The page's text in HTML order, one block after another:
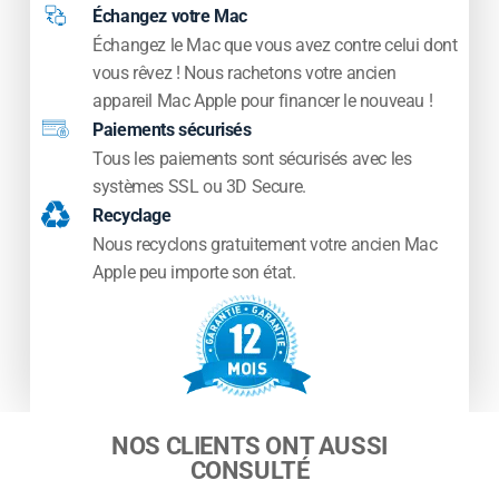
Échangez votre Mac
Échangez le Mac que vous avez contre celui dont
vous rêvez ! Nous rachetons votre ancien
appareil Mac Apple pour financer le nouveau !
Paiements sécurisés
Tous les paiements sont sécurisés avec les
systèmes SSL ou 3D Secure.
Recyclage
Nous recyclons gratuitement votre ancien Mac
Apple peu importe son état.
NOS CLIENTS ONT AUSSI
CONSULTÉ